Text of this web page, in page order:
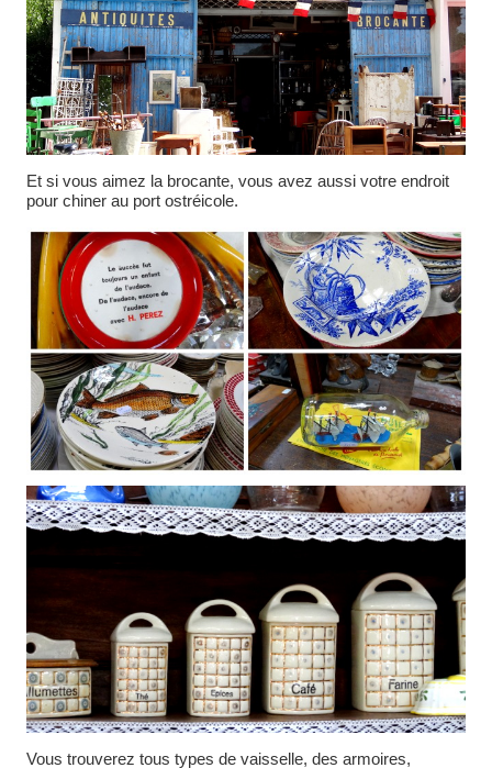
Et si vous aimez la brocante, vous avez aussi votre endroit
pour chiner au port ostréicole.
Vous trouverez tous types de vaisselle, des armoires,